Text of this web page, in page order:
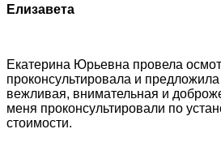
Елизавета
Екатерина Юрьевна провела
проконсультировала и
вежливая, внимательная и
меня проконсультировали по
стоимости.